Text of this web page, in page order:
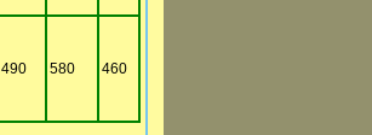
490 580 460